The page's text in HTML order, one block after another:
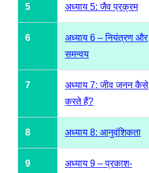
5 अध्याय 5: जैव प्रक्रम
6
अध्याय 6 – नियंत्रण और
समन्वय
7
अध्याय 7: जीव जनन कैसे
करते हैं?
8 अध्याय 8: आनुवंशिकता
9
अध्याय 9 – प्रकाश-